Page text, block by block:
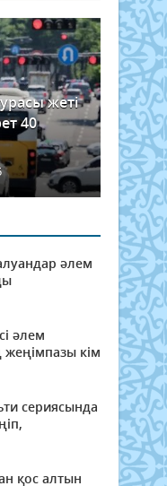
жеті
40
әлем
әлем
кім
сериясында
қос алтын